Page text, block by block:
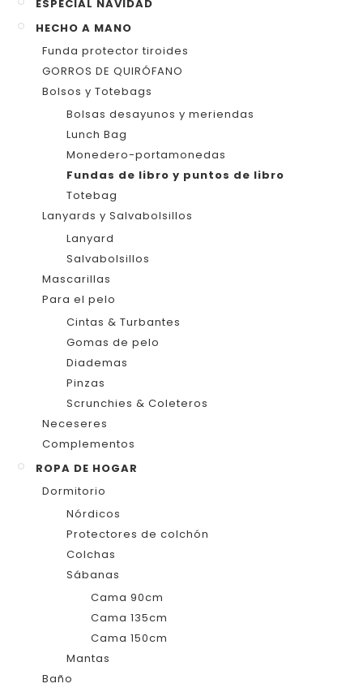
ESPECIAL NAVIDAD
HECHO A MANO
Funda protector tiroides
GORROS DE QUIRÓFANO
Bolsos y Totebags
Bolsas desayunos y meriendas
Lunch Bag
Monedero-portamonedas
Fundas de libro y puntos de libro
Totebag
Lanyards y Salvabolsillos
Lanyard
Salvabolsillos
Mascarillas
Para el pelo
Cintas & Turbantes
Gomas de pelo
Diademas
Pinzas
Scrunchies & Coleteros
Neceseres
Complementos
ROPA DE HOGAR
Dormitorio
Nórdicos
Protectores de colchón
Colchas
Sábanas
Cama 90cm
Cama 135cm
Cama 150cm
Mantas
Baño